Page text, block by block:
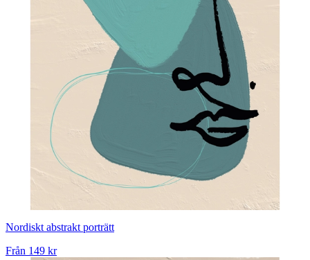
Nordiskt abstrakt porträtt
Från 149 kr